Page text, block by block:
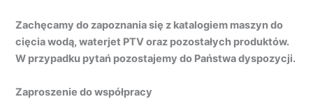
Zachęcamy do zapoznania się z katalogiem maszyn do
cięcia wodą, waterjet PTV oraz pozostałych produktów.
W przypadku pytań pozostajemy do Państwa dyspozycji.
Zaproszenie do współpracy